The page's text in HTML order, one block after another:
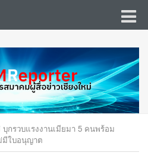
กรวบแรงงานเมียมา 5 คนพร้อม
มีใบอนุญาต